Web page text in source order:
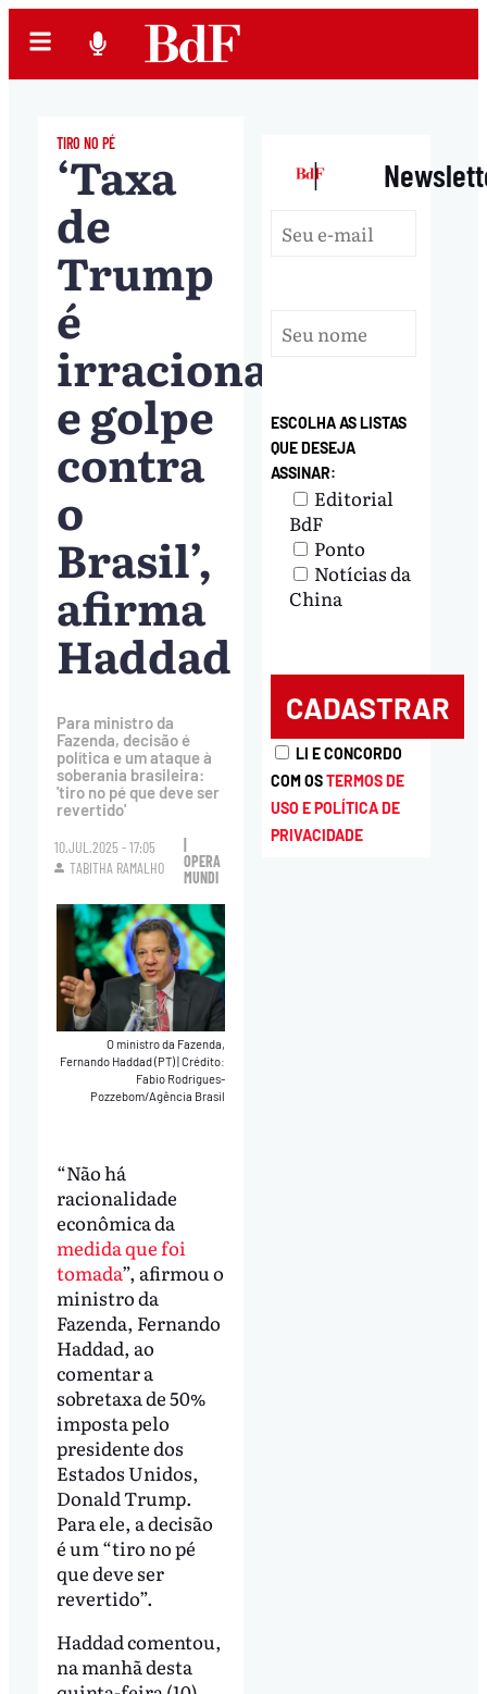
TIRO NO PÉ
‘Taxa
de
Trump
é
irracional
e golpe
contra
o
Brasil’,
afirma
Haddad
Para ministro da
Fazenda, decisão é
política e um ataque à
soberania brasileira:
'tiro no pé que deve ser
revertido'
10.JUL.2025 - 17:05
TABITHA RAMALHO
OPERA
MUNDI
O ministro da Fazenda,
Fernando Haddad (PT)|Crédito:
Fabio Rodrigues-
Pozzebom/Agência Brasil
“Não há
racionalidade
econômica da
medida que foi
tomada”, afirmou o
ministro da
Fazenda, Fernando
Haddad, ao
comentar a
sobretaxa de 50%
imposta pelo
presidente dos
Estados Unidos,
Donald Trump.
Para ele, a decisão
é um “tiro no pé
que deve ser
revertido”.
Haddad comentou,
na manhã desta
|
ESCOLHA AS LISTAS
QUE DESEJA
ASSINAR:
Editorial
BdF
Ponto
Notícias da
China
LI E CONCORDO
COM OSTERMOS DE
USO E POLÍTICA DE
PRIVACIDADE